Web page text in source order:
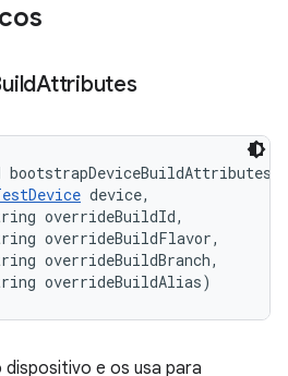
Attributes
device,
overrideBuildId,
overrideBuildFlavor,
overrideBuildBranch,
overrideBuildAlias)
e os usa para